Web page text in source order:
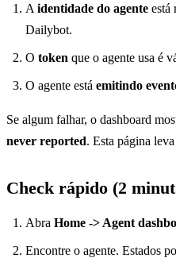
A identidade do agente está
Dailybot.
O token que o agente usa é
O agente está emitindo
Se algum falhar, o dashboard
never reported. Esta página
Check rápido (2
Abra Home -> Agent
Encontre o agente. Estados